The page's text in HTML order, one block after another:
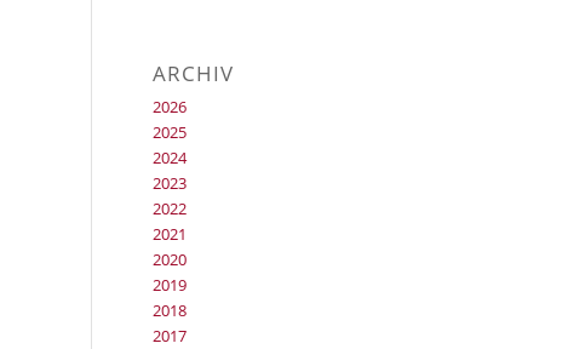
ARCHIV
2026
2025
2024
2023
2022
2021
2020
2019
2018
2017